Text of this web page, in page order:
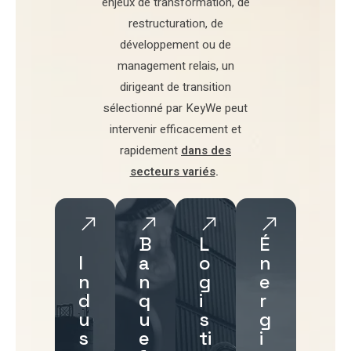
restructuration, de
développementou de
management relais, un
dirigeant de transition
sélectionné par KeyWe peut
intervenir efficacement et
rapidement dans des
secteurs variés.
I
n
d
u
s
B
a
n
q
u
e
L
o
g
i
s
ti
É
n
e
r
g
i